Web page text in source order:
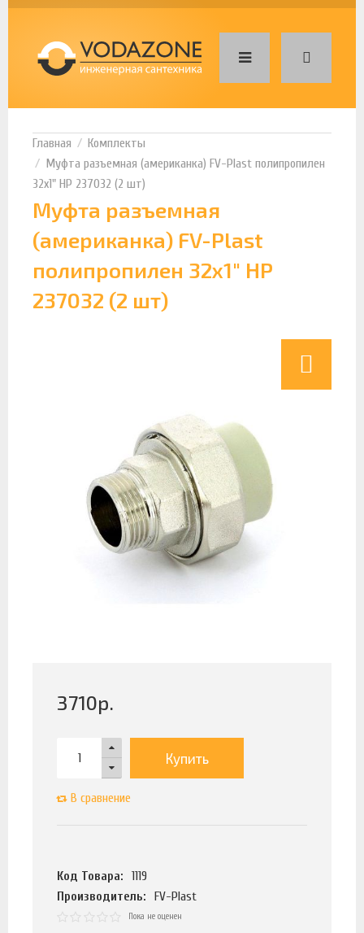
Комплекты
Муфта разъемная (американка) FV-Plast полипропилен
32х1" НР 237032 (2 шт)
Муфта разъемная
(американка) FV-Plast
полипропилен 32х1" НР
237032 (2 шт)
3710р.
Купить
В сравнение
Код Товара:
1119
Производитель:
FV-Plast
Пока не оценен